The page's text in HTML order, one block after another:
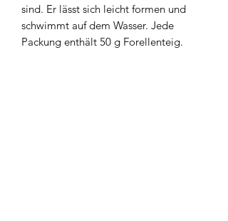
sind. Er lässt sich leicht formen und
schwimmt auf dem Wasser. Jede
Packung enthält 50 g Forellenteig.